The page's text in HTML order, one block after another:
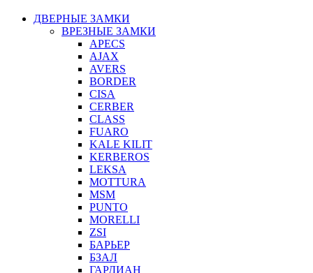
ДВЕРНЫЕ ЗАМКИ
ВРЕЗНЫЕ ЗАМКИ
APECS
AJAX
AVERS
BORDER
CISA
CERBER
CLASS
FUARO
KALE KILIT
KERBEROS
LEKSA
MOTTURA
MSM
PUNTO
MORELLI
ZSI
БАРЬЕР
БЗАЛ
ГАРДИАН